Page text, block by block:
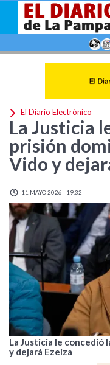
El Diario Electrónico
La Justicia
prisión
Vido y
11 MAYO 2026 - 19:32
La Justicia le concedió
y dejará Ezeiza